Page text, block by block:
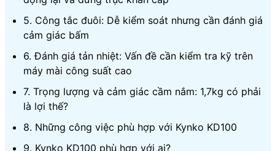
5. Công tắc đuôi: Dễ kiểm soát nhưng cần đánh giá
cảm giác bấm
6. Đánh giá tản nhiệt: Vấn đề cần kiểm tra kỹ trên
máy mài công suất cao
7. Trọng lượng và cảm giác cầm nắm: 1,7kg có phải
là lợi thế?
8. Những công việc phù hợp với Kynko KD100
9. Kynko KD100 phù hợp với ai?